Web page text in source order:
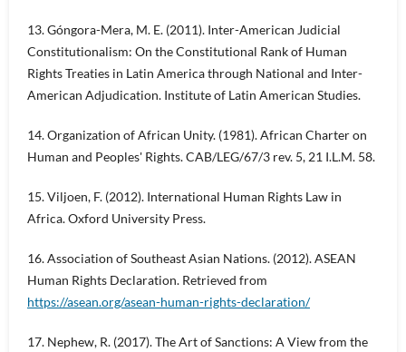
13. Góngora-Mera, M. E. (2011). Inter-American Judicial
Constitutionalism: On the Constitutional Rank of Human
Rights Treaties in Latin America through National and Inter-
American Adjudication. Institute of Latin American Studies.
14. Organization of African Unity. (1981). African Charter on
Human and Peoples' Rights. CAB/LEG/67/3 rev. 5, 21 I.L.M. 58.
15. Viljoen, F. (2012). International Human Rights Law in
Africa. Oxford University Press.
16. Association of Southeast Asian Nations. (2012). ASEAN
Human Rights Declaration. Retrieved from
https://asean.org/asean-human-rights-declaration/
17. Nephew, R. (2017). The Art of Sanctions: A View from the